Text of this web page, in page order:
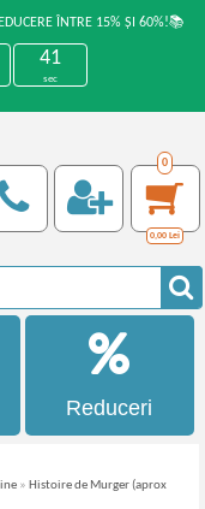
ÎNTRE 15% ȘI 60%!📚
41
sec
0
0,00 Lei
Reduceri
» Histoire de Murger (aprox